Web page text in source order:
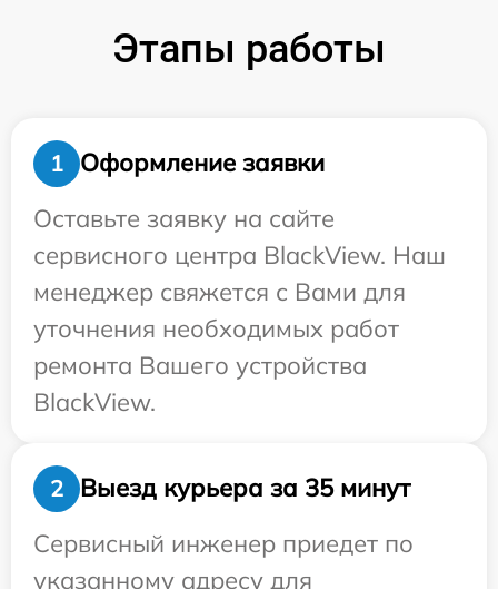
Этапы работы
1
Оформление заявки
Оставьте заявку на сайте
сервисного центра BlackView. Наш
менеджер свяжется с Вами для
уточнения необходимых работ
ремонта Вашего устройства
BlackView.
2
Выезд курьера за 35 минут
Сервисный инженер приедет по
указанному адресу для